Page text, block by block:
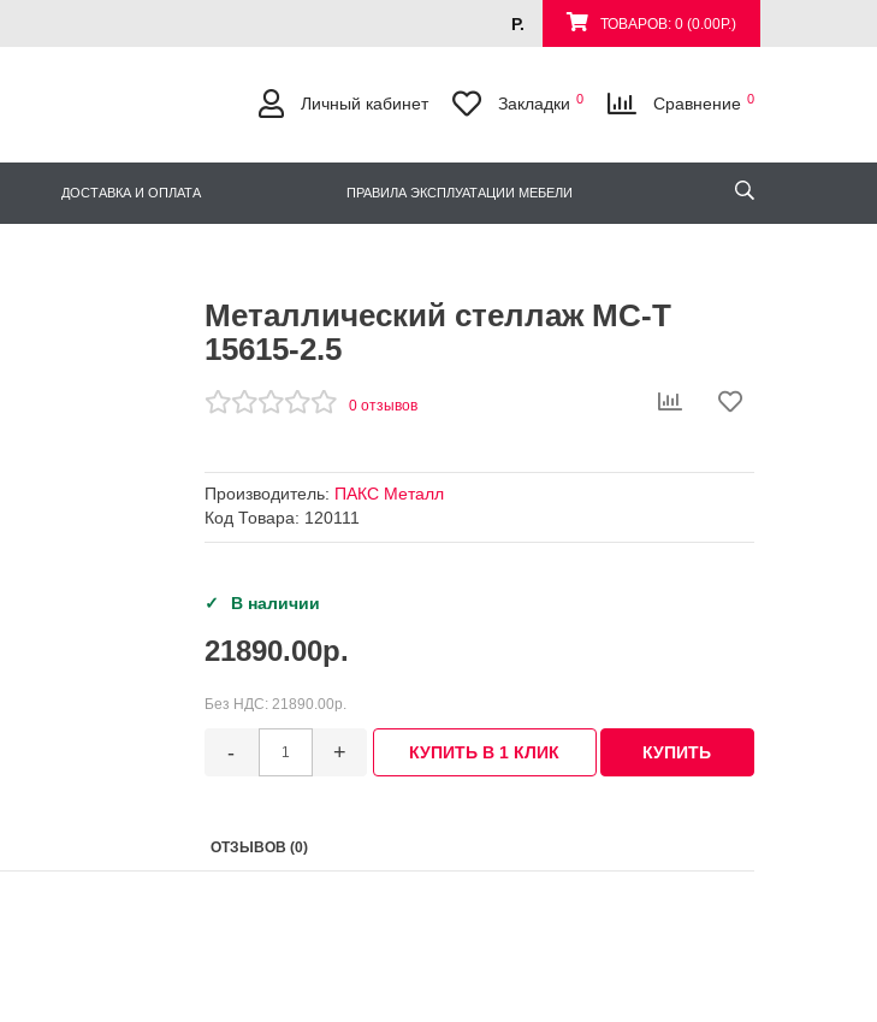
ТОВАРОВ: 0 (0.00Р.)
Р.
Личный кабинет Закладки 0 Сравнение 0
ДОСТАВКА И ОПЛАТА ПРАВИЛА ЭКСПЛУАТАЦИИ МЕБЕЛИ
Металлический стеллаж МС-Т
15615-2.5
0 отзывов
Производитель: ПАКС Металл
Код Товара: 120111
В наличии
21890.00р.
Без НДС: 21890.00р.
- + КУПИТЬ В 1 КЛИК КУПИТЬ
ОТЗЫВОВ (0)